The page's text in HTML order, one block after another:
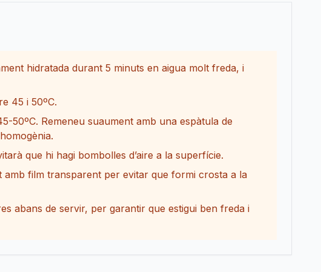
hidratada durant 5 minuts en aigua molt freda, i
45 i 50ºC.
50ºC. Remeneu suaument amb una espàtula de
que hi hagi bombolles d’aire a la superfície.
film transparent per evitar que formi crosta a la
abans de servir, per garantir que estigui ben freda i